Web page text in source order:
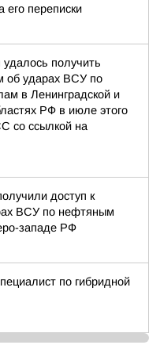
его переписки
удалось получить
об ударах ВСУ по
в Ленинградской и
РФ в июле этого
со ссылкой на
доступ к
ВСУ по нефтяным
западе РФ
по гибридной